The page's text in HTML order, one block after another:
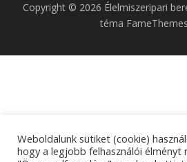
Copyright © 2026 Élelmiszeripari
téma
Weboldalunk sütiket (cookie)
hogy a legjobb felhasználói élményt